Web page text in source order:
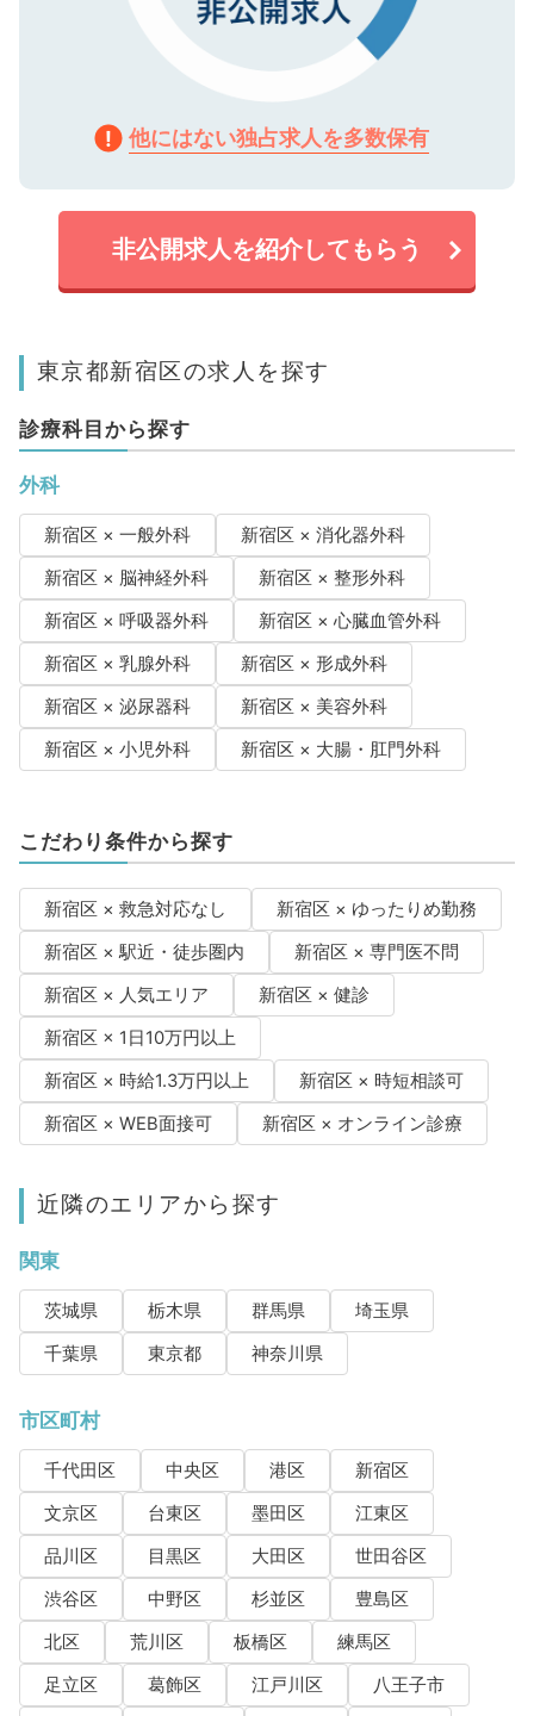
他にはない独占求人を多数保有
非公開求人を紹介してもらう
東京都新宿区の求人を探す
診療科目から探す
外科
新宿区 × 一般外科
新宿区 × 消化器外科
新宿区 × 脳神経外科
新宿区 × 整形外科
新宿区 × 呼吸器外科
新宿区 × 心臓血管外科
新宿区 × 乳腺外科
新宿区 × 形成外科
新宿区 × 泌尿器科
新宿区 × 美容外科
新宿区 × 小児外科
新宿区 × 大腸・肛門外科
こだわり条件から探す
新宿区 × 救急対応なし
新宿区 × ゆったりめ勤務
新宿区 × 駅近・徒歩圏内
新宿区 × 専門医不問
新宿区 × 人気エリア
新宿区 × 健診
新宿区 × 1日10万円以上
新宿区 × 時給1.3万円以上
新宿区 × 時短相談可
新宿区 × WEB面接可
新宿区 × オンライン診療
近隣のエリアから探す
関東
茨城県 栃木県 群馬県
埼玉県
千葉県
東京都 神奈川県
市区町村
千代田区 中央区 港区
新宿区
文京区
台東区 墨田区
江東区
品川区
目黒区 大田区
世田谷区
渋谷区
中野区 杉並区
豊島区
北区
荒川区 板橋区
練馬区
足立区
葛飾区 江戸川区
八王子市